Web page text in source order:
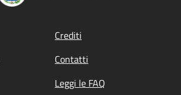
Crediti
Contatti
Leggi le FAQ